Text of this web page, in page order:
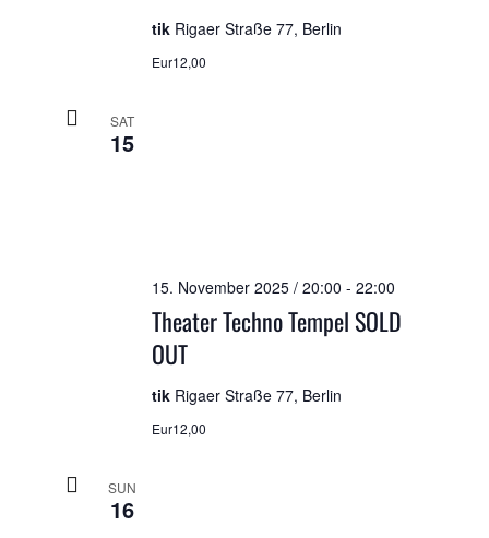
tik Rigaer Straße 77, Berlin
Eur12,00
SAT
15
Theater Techno Tempel SOLD
OUT
15. November 2025 / 20:00 - 22:00
tik Rigaer Straße 77, Berlin
Eur12,00
SUN
16